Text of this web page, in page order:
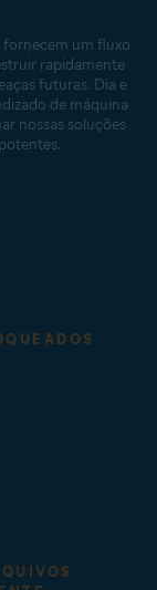
fornecem um fluxo
rapidamente
futuras. Dia e
de máquina
nossas soluções